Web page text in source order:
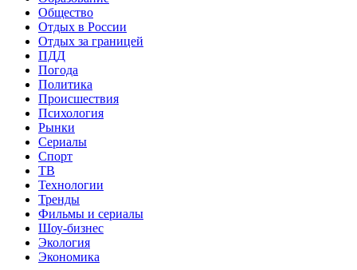
Общество
Отдых в России
Отдых за границей
ПДД
Погода
Политика
Происшествия
Психология
Рынки
Сериалы
Спорт
ТВ
Технологии
Тренды
Фильмы и сериалы
Шоу-бизнес
Экология
Экономика